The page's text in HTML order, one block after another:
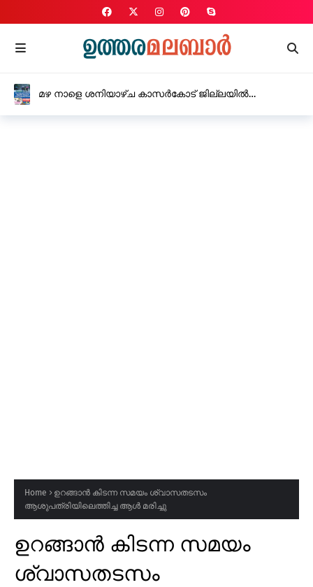
മഴ നാളെ ശനിയാഴ്ച കാസർകോട് ജില്ലയിൽ
Home
ഉറങ്ങാൻ കിടന്ന സമയം ശ്വാസതടസം
ആശുപത്രിയിലെത്തിച്ച ആൾ മരിച്ചു
ഉറങ്ങാൻ കിടന്ന സമയം
ശ്വാസതടസം